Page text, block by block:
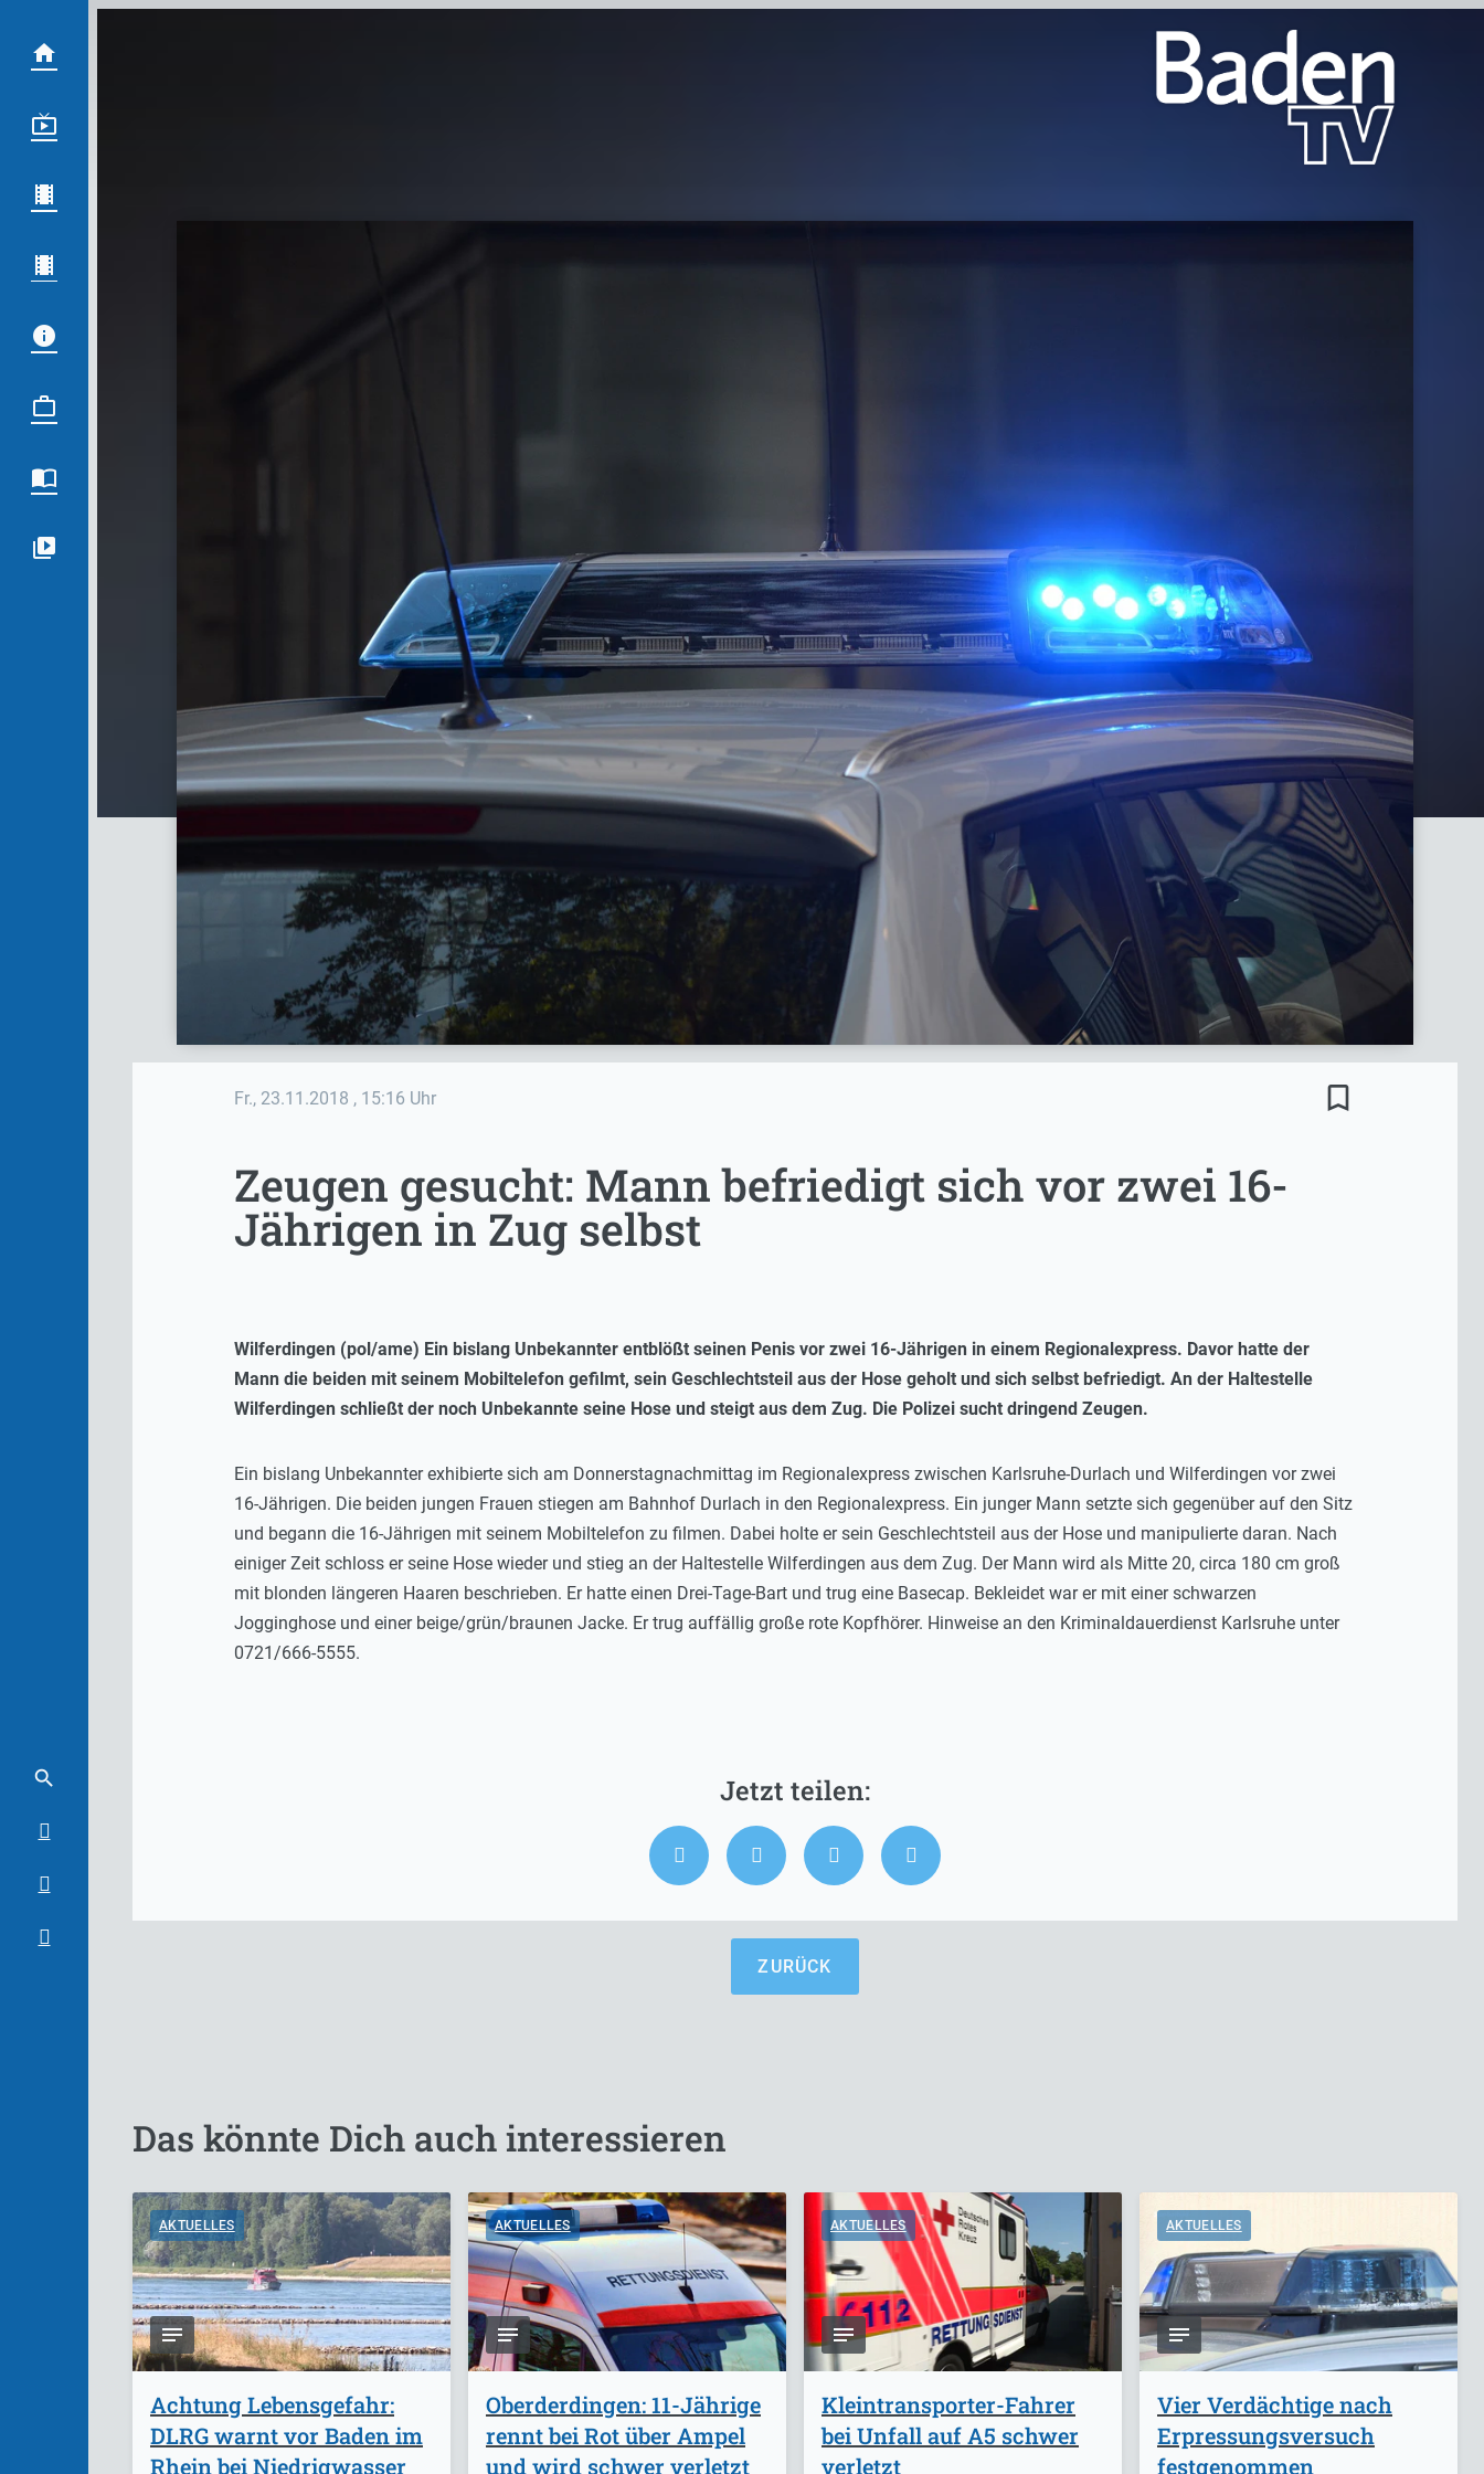
Fr., 23.11.2018 , 15:16 Uhr bookmark_border
Zeugen gesucht: Mann befriedigt sich vor zwei 16-
Jährigen in Zug selbst
Wilferdingen (pol/ame) Ein bislang Unbekannter entblößt seinen Penis vor zwei 16-Jährigen in einem Regionalexpress. Davor hatte der
Mann die beiden mit seinem Mobiltelefon gefilmt, sein Geschlechtsteil aus der Hose geholt und sich selbst befriedigt. An der Haltestelle
Wilferdingen schließt der noch Unbekannte seine Hose und steigt aus dem Zug. Die Polizei sucht dringend Zeugen.
Ein bislang Unbekannter exhibierte sich am Donnerstagnachmittag im Regionalexpress zwischen Karlsruhe-Durlach und Wilferdingen vor zwei
16-Jährigen. Die beiden jungen Frauen stiegen am Bahnhof Durlach in den Regionalexpress. Ein junger Mann setzte sich gegenüber auf den Sitz
und begann die 16-Jährigen mit seinem Mobiltelefon zu filmen. Dabei holte er sein Geschlechtsteil aus der Hose und manipulierte daran. Nach
einiger Zeit schloss er seine Hose wieder und stieg an der Haltestelle Wilferdingen aus dem Zug. Der Mann wird als Mitte 20, circa 180 cm groß
mit blonden längeren Haaren beschrieben. Er hatte einen Drei-Tage-Bart und trug eine Basecap. Bekleidet war er mit einer schwarzen
Jogginghose und einer beige/grün/braunen Jacke. Er trug auffällig große rote Kopfhörer. Hinweise an den Kriminaldauerdienst Karlsruhe unter
0721/666-5555.
ZURÜCK
Das könnte Dich auch interessieren
AKTUELLES
Achtung Lebensgefahr:
DLRG warnt vor Baden im
Rhein bei Niedrigwasser
AKTUELLES
Oberderdingen: 11-Jährige
rennt bei Rot über Ampel
und wird schwer verletzt
AKTUELLES
Kleintransporter-Fahrer
bei Unfall auf A5 schwer
verletzt
AKTUELLES
Vier Verdächtige nach
Erpressungsversuch
festgenommen